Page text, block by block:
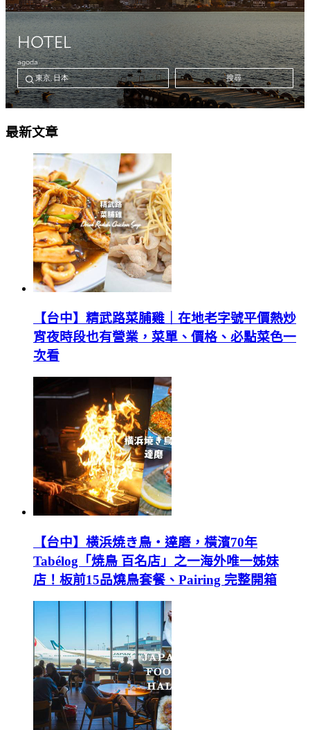
最新文章
【台中】精武路菜脯雞｜在地老字號平價熱炒
宵夜時段也有營業，菜單、價格、必點菜色一
次看
【台中】横浜焼き鳥‧達磨，橫濱70年
Tabélog「焼鳥 百名店」之一海外唯一姊妹
店！板前15品燒鳥套餐、Pairing 完整開箱